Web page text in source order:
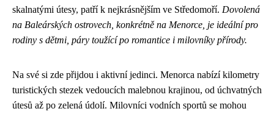
skalnatými útesy, patří k nejkrásnějším ve Středomoří. Dovolená
na Baleárských ostrovech, konkrétně na Menorce, je ideální pro
rodiny s dětmi, páry toužící po romantice i milovníky přírody.
Na své si zde přijdou i aktivní jedinci. Menorca nabízí kilometry
turistických stezek vedoucích malebnou krajinou, od úchvatných
útesů až po zelená údolí. Milovníci vodních sportů se mohou